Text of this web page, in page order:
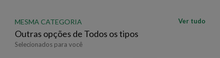
MESMA CATEGORIA
Outras opções de Todos os tipos
Selecionados para você
Ver tudo